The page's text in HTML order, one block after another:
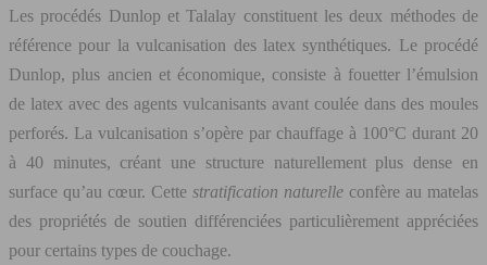
Les procédés Dunlop et Talalay constituent les deux méthodes de
référence pour la vulcanisation des latex synthétiques. Le procédé
Dunlop, plus ancien et économique, consiste à fouetter l’émulsion
de latex avec des agents vulcanisants avant coulée dans des moules
perforés. La vulcanisation s’opère par chauffage à 100°C durant 20
à 40 minutes, créant une structure naturellement plus dense en
surface qu’au cœur. Cette stratification naturelle confère au matelas
des propriétés de soutien différenciées particulièrement appréciées
pour certains types de couchage.